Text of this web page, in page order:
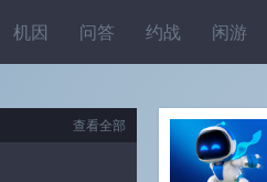
机因 问答 约战 闲游
查看全部